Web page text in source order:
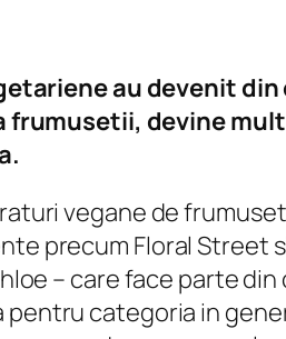
au devenit
devine
vegane de
precum Floral
– care face parte
pentru categoria in